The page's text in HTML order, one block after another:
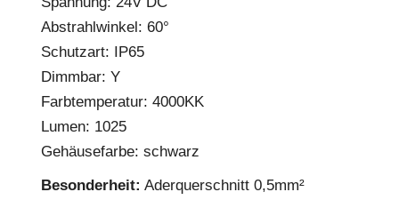
Abstrahlwinkel: 60°
Schutzart: IP65
Dimmbar: Y
Farbtemperatur: 4000KK
Lumen: 1025
Gehäusefarbe: schwarz
Besonderheit: Aderquerschnitt 0,5mm²